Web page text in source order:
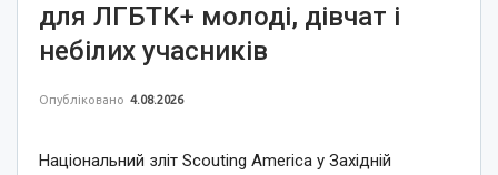
для ЛГБТК+ молоді, дівчат і
небілих учасників
Опубліковано 4.08.2026
Національний зліт Scouting America у Західній